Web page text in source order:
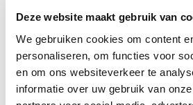
Deze website maakt gebruik van
We gebruiken cookies om content
personaliseren, om functies voor
en om ons websiteverkeer te
informatie over uw gebruik van
timber, where we must produce
alone. I have endeavored to
practicable and workable in